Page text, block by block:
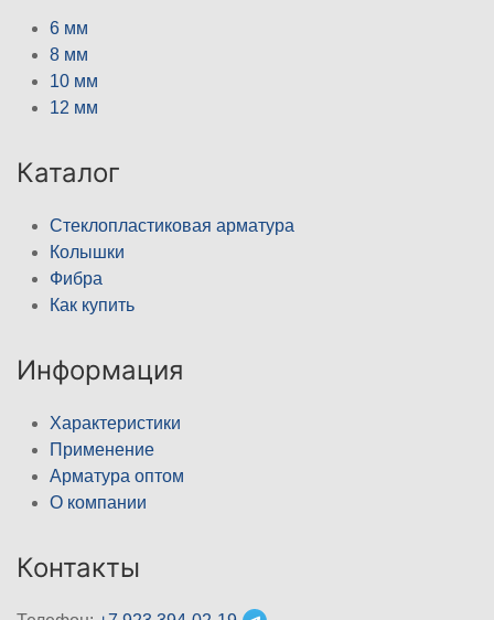
6 мм
8 мм
10 мм
12 мм
Каталог
Стеклопластиковая арматура
Колышки
Фибра
Как купить
Информация
Характеристики
Применение
Арматура оптом
О компании
Контакты